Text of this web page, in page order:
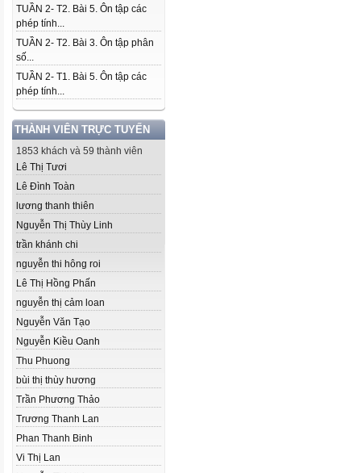
TUẦN 2- T2. Bài 5. Ôn tập các
phép tính...
TUẦN 2- T2. Bài 3. Ôn tập phân
số...
TUẦN 2- T1. Bài 5. Ôn tập các
phép tính...
THÀNH VIÊN TRỰC TUYẾN
1853 khách và 59 thành viên
Lê Thị Tươi
Lê Đình Toàn
lương thanh thiên
Nguyễn Thị Thùy Linh
trần khánh chi
nguyễn thi hông roi
Lê Thị Hồng Phấn
nguyễn thị cảm loan
Nguyễn Văn Tạo
Nguyễn Kiều Oanh
Thu Phuong
bùi thị thùy hương
Trần Phương Thảo
Trương Thanh Lan
Phan Thanh Binh
Vi Thị Lan